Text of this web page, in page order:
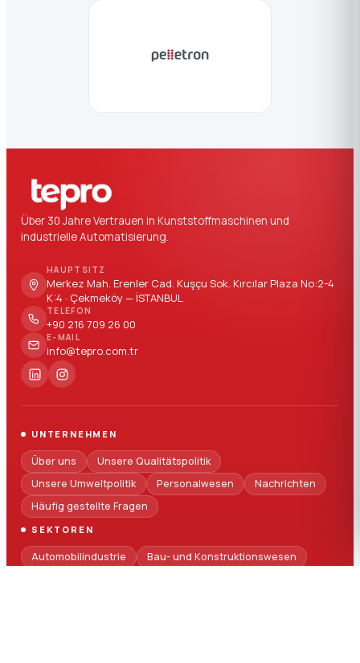
Über 30 Jahre Vertrauen in Kunststoffmaschinen und
industrielle Automatisierung.
HAUPTSITZ
Merkez Mah. Erenler Cad. Kuşçu Sok. Kırcılar Plaza No:2-4
K:4 · Çekmeköy — İSTANBUL
TELEFON
+90 216 709 26 00
E-MAIL
info@tepro.com.tr
UNTERNEHMEN
Über uns
Unsere Qualitätspolitik
Unsere Umweltpolitik
Personalwesen
Nachrichten
Häufig gestellte Fragen
SEKTOREN
Automobilindustrie
Bau- und Konstruktionswesen